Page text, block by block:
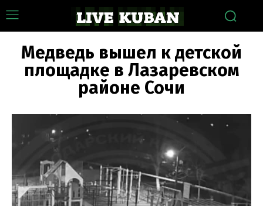
Медведь вышел к детской
площадке в Лазаревском
районе Сочи